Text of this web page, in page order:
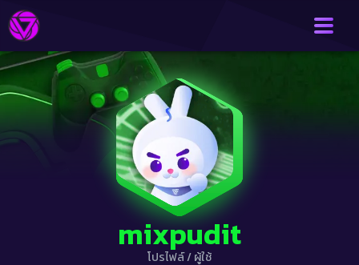
mixpudit
โปรไฟล์/ผู้ใช้